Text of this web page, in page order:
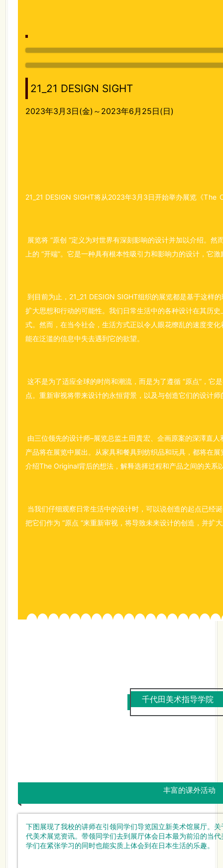
21_21 DESIGN SIGHT
2023年3月3日(金)～2023年6月25日(日)
21_21 DESIGN SIGHT将从2023年3月3日开始举办展览《The
展览将 “原创 “定义为对世界有深刻影响的设计并加以介绍。然
上的 “开端”。它是一种具有根本性吸引力和影响力的设计，它
到目前为止，21_21 DESIGN SIGHT组织的展览都是基于这样
扩大思想和行动的可能性。我们日常生活中的各种设计在其历
式。然而，在当今社会，生活方式正以令人眼花缭乱的速度变
能在泛滥的信息中失去遇到它的欲望。
这不是为了适应全球的时尚和潮流，而是为了遵循 “原点”，它
点。重新审视将带来设计的永恒背景，以及与创造它们的设计师
由三位领先的设计师–展览总监土田貴宏 、企画原案的深澤直
产品将在展览中展出。从家具和餐具到纺织品和玩具，都将在
介绍The Original背后的想法，解释选择过程和产品之间的关系
当我们仔细观察日常生活中的设计时，可以说创造的起点已经
把它们作为 “原点 “来重新审视，将导致未来设计的创造，并扩
千代田美术指导学院
丰富的课外活动
下图展现了我校的讲师在引领同学们导览国立新美术馆展厅。
代美术展览资讯。带领同学们去到展厅体会日本最为前沿的当
学们在紧张学习的同时也能实质上体会到在日本生活的乐趣。